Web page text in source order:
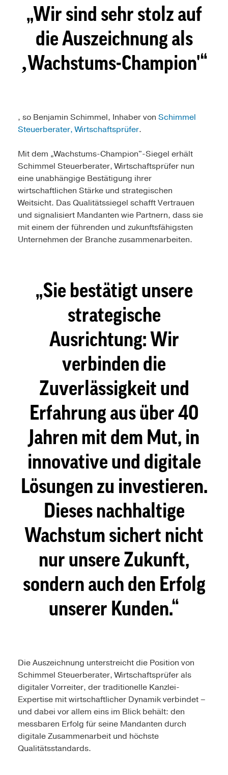
Wir sind sehr stolz auf
die Auszeichnung als
‚Wachstums-Champion'
, so Benjamin Schimmel, Inhaber von Schimmel
Steuerberater, Wirtschaftsprüfer.
Mit dem „Wachstums-Champion"-Siegel erhält
Schimmel Steuerberater, Wirtschaftsprüfer nun
eine unabhängige Bestätigung ihrer
wirtschaftlichen Stärke und strategischen
Weitsicht. Das Qualitätssiegel schafft Vertrauen
und signalisiert Mandanten wie Partnern, dass sie
mit einem der führenden und zukunftsfähigsten
Unternehmen der Branche zusammenarbeiten.
Sie bestätigt unsere
strategische
Ausrichtung: Wir
verbinden die
Zuverlässigkeit und
Erfahrung aus über 40
Jahren mit dem Mut, in
innovative und digitale
Lösungen zu investieren.
Dieses nachhaltige
Wachstum sichert nicht
nur unsere Zukunft,
sondern auch den Erfolg
unserer Kunden.
Die Auszeichnung unterstreicht die Position von
Schimmel Steuerberater, Wirtschaftsprüfer als
digitaler Vorreiter, der traditionelle Kanzlei-
Expertise mit wirtschaftlicher Dynamik verbindet –
und dabei vor allem eins im Blick behält: den
messbaren Erfolg für seine Mandanten durch
digitale Zusammenarbeit und höchste
Qualitätsstandards.